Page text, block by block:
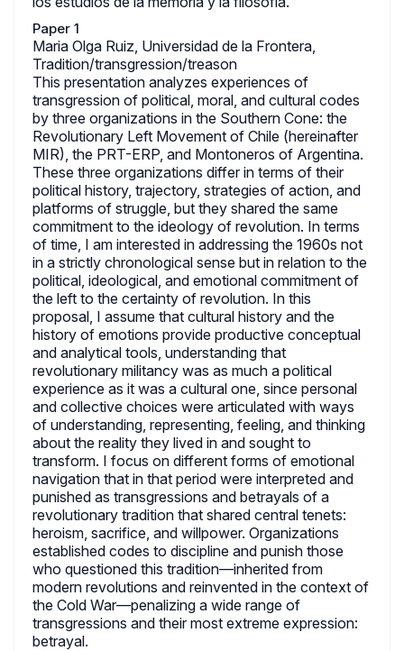
Paper 1
Maria Olga Ruiz, Universidad de la Frontera,
Tradition/transgression/treason
This presentation analyzes experiences of
transgression of political, moral, and cultural codes
by three organizations in the Southern Cone: the
Revolutionary Left Movement of Chile (hereinafter
MIR), the PRT-ERP, and Montoneros of Argentina.
These three organizations differ in terms of their
political history, trajectory, strategies of action, and
platforms of struggle, but they shared the same
commitment to the ideology of revolution. In terms
of time, I am interested in addressing the 1960s not
in a strictly chronological sense but in relation to the
political, ideological, and emotional commitment of
the left to the certainty of revolution. In this
proposal, I assume that cultural history and the
history of emotions provide productive conceptual
and analytical tools, understanding that
revolutionary militancy was as much a political
experience as it was a cultural one, since personal
and collective choices were articulated with ways
of understanding, representing, feeling, and thinking
about the reality they lived in and sought to
transform. I focus on different forms of emotional
navigation that in that period were interpreted and
punished as transgressions and betrayals of a
revolutionary tradition that shared central tenets:
heroism, sacrifice, and willpower. Organizations
established codes to discipline and punish those
who questioned this tradition—inherited from
modern revolutions and reinvented in the context of
the Cold War—penalizing a wide range of
transgressions and their most extreme expression:
betrayal.